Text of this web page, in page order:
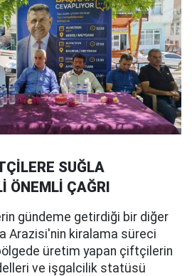
SUĞLA
ÖNEMLİ ÇAĞRI
gündeme getirdiği bir diğer
Arazisi'nin kiralama süreci
üretim yapan çiftçilerin
ve işgalcilik statüsü